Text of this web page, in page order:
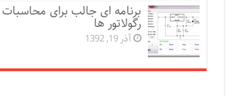
برنامه ای جالب برای محاسبات
رگولاتور ها
آذر 19, 1392